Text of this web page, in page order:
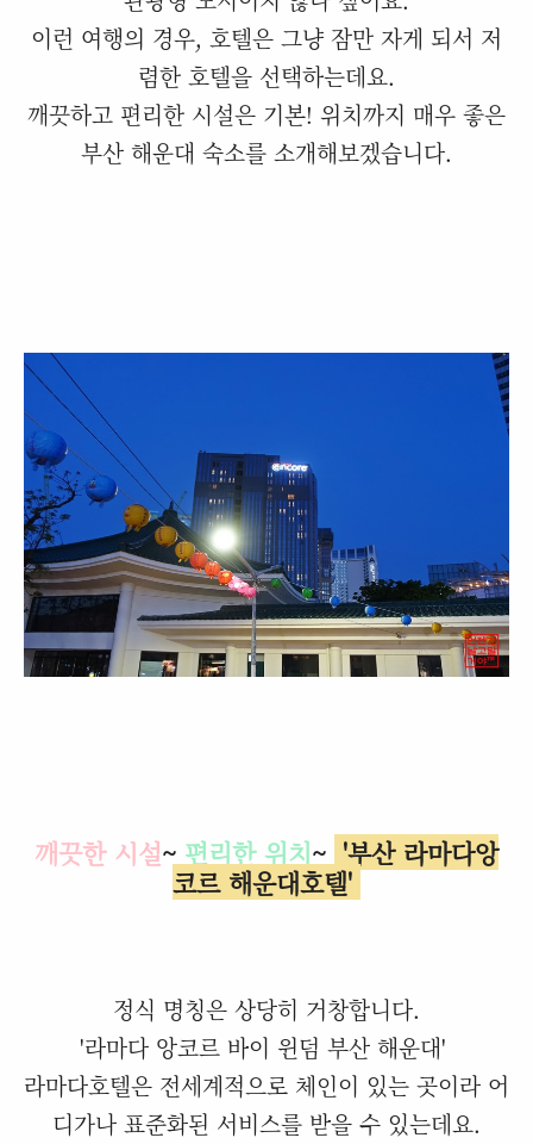
이런 여행의 경우, 호텔은 그냥 잠만 자게 되서 저
렴한 호텔을 선택하는데요.
깨끗하고 편리한 시설은 기본! 위치까지 매우 좋은
부산 해운대 숙소를 소개해보겠습니다.
깨끗한 시설~ 편리한 위치~ '부산 라마다앙
코르 해운대호텔'
정식 명칭은 상당히 거창합니다.
'라마다 앙코르 바이 윈덤 부산 해운대'
라마다호텔은 전세계적으로 체인이 있는 곳이라 어
디가나 표준화된 서비스를 받을 수 있는데요.